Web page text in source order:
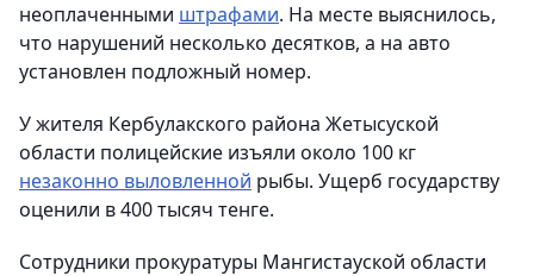
неоплаченными штрафами. На месте выяснилось,
что нарушений несколько десятков, а на авто
установлен подложный номер.
У жителя Кербулакского района Жетысуской
области полицейские изъяли около 100 кг
незаконно выловленной рыбы. Ущерб государству
оценили в 400 тысяч тенге.
Сотрудники прокуратуры Мангистауской области